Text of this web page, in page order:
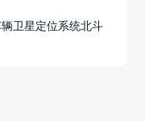
卫星定位系统北斗